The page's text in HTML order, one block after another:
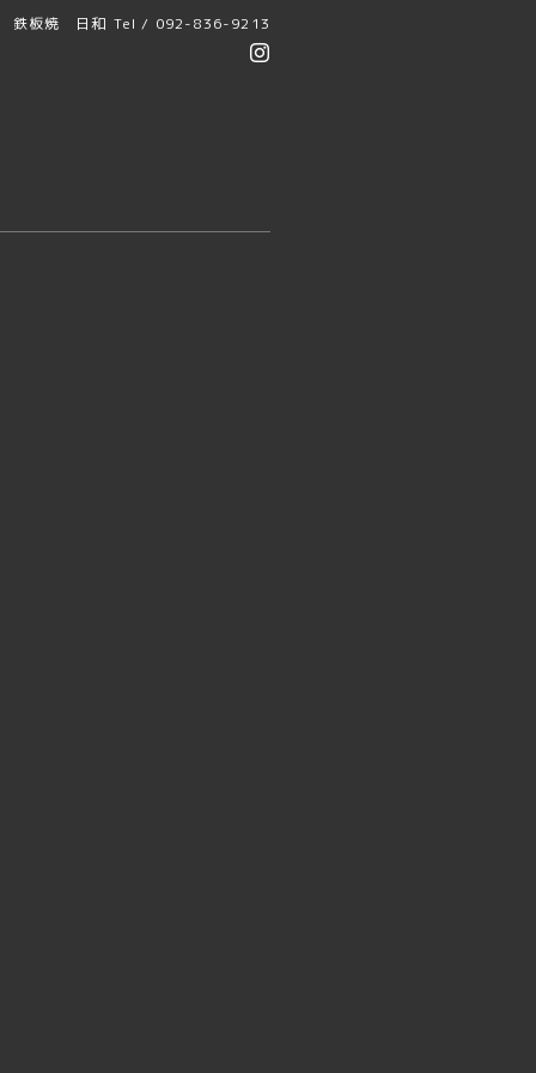
鉄板焼 日和 Tel / 092-836-9213